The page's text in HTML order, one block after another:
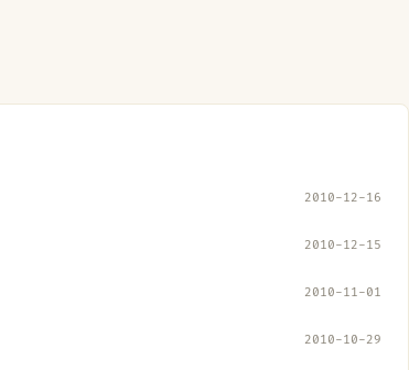
2010-12-16
2010-12-15
2010-11-01
2010-10-29